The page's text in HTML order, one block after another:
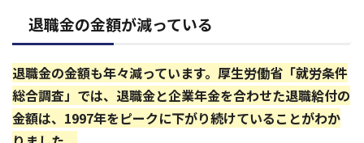
退職金の金額が減っている
退職金の金額も年々減っています。厚生労働省「就労条件
総合調査」では、退職金と企業年金を合わせた退職給付の
金額は、1997年をピークに下がり続けていることがわか